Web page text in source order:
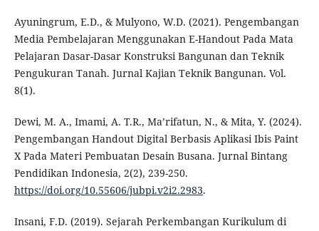
Ayuningrum, E.D., & Mulyono, W.D. (2021). Pengembangan
Media Pembelajaran Menggunakan E-Handout Pada Mata
Pelajaran Dasar-Dasar Konstruksi Bangunan dan Teknik
Pengukuran Tanah. Jurnal Kajian Teknik Bangunan. Vol.
8(1).
Dewi, M. A., Imami, A. T.R., Ma’rifatun, N., & Mita, Y. (2024).
Pengembangan Handout Digital Berbasis Aplikasi Ibis Paint
X Pada Materi Pembuatan Desain Busana. Jurnal Bintang
Pendidikan Indonesia, 2(2), 239-250.
https://doi.org/10.55606/jubpi.v2i2.2983.
Insani, F.D. (2019). Sejarah Perkembangan Kurikulum di